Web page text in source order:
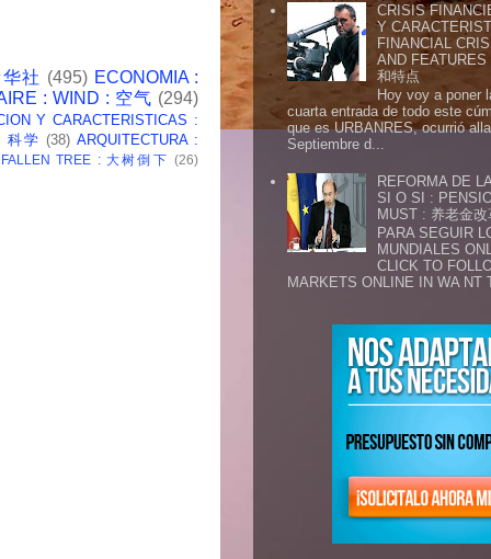
社 (495) ECONOMIA :
: WIND : 空气 (294)
Y CARACTERISTICAS :
科学 (38) ARQUITECTURA :
TREE : 大树倒下 (26)
CRISIS
Y
FINANCIAL
AND
和特点
Hoy voy a poner
cuarta entrada de todo este
que es URBANRES, ocurrió
Septiembre d...
REFORMA DE
SI O SI :
MUST : 养老金
PARA SEGUIR
MUNDIALES
CLICK TO
MARKETS ONLINE IN WA NT